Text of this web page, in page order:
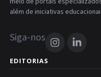
além de iniciativas
Siga-nos
EDITORIAS